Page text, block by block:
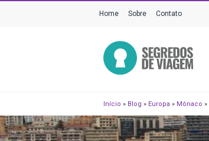
Home Sobre Contato
Início » Blog » Europa » Mônaco »